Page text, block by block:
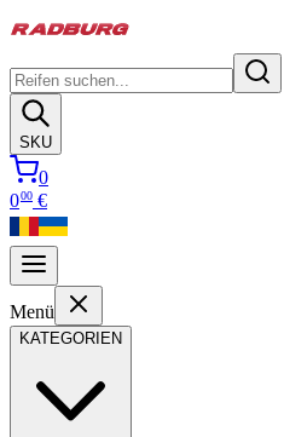
SKU
0
000 €
Menü
KATEGORIEN